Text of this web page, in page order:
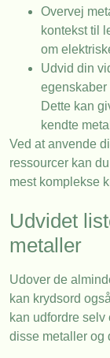
Overvej
kontekst til
om
Udvid din
egenskaber
Dette kan
kendte
Ved at anvende
ressourcer kan
mest komplekse
Udvidet
metaller
Udover de
kan krydsord
kan udfordre
disse metaller og